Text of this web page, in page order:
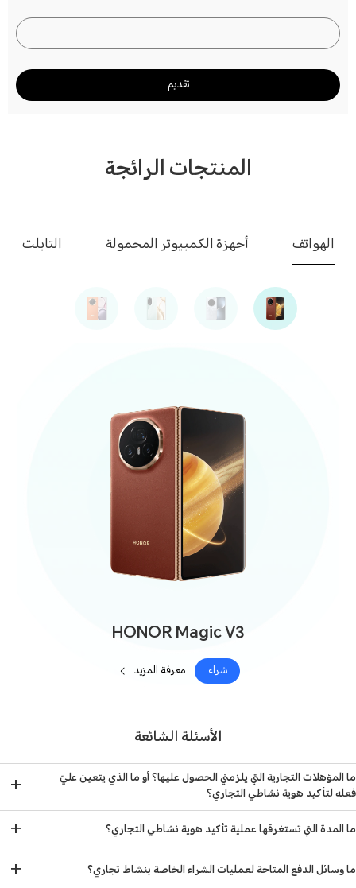
تقديم
المنتجات الرائجة
الهواتف أحهزة الكمبيوتر المحمولة التابلت
HONOR Magic V3
شراء معرفة المزيد
الأسئلة الشائعة
ما المؤهلات التجارية التي يلزمني الحصول عليها؟ أو ما الذي يتعين عليّ
فعله لتأكيد هوية نشاطي التجاري؟
+
ما المدة التي تستغرقها عملية تأكيد هوية نشاطي التجاري؟ +
ما وسائل الدفع المتاحة لعمليات الشراء الخاصة بنشاط تجاري؟ +